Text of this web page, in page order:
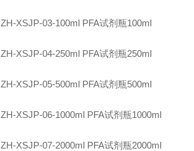
ZH-XSJP-03-100ml PFA试剂瓶100ml
ZH-XSJP-04-250ml PFA试剂瓶250ml
ZH-XSJP-05-500ml PFA试剂瓶500ml
ZH-XSJP-06-1000ml PFA试剂瓶1000ml
ZH-XSJP-07-2000ml PFA试剂瓶2000ml